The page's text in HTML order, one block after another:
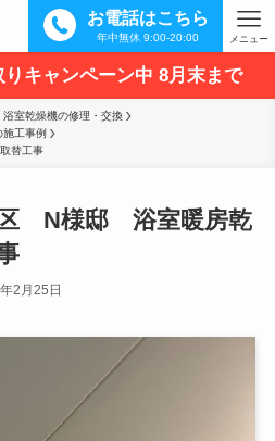
お電話はこちら
年中無休 9:00-20:00 メニュー
りキャンペーン中 8月末まで
室乾燥機の修理・交換
工事例
替工事
区 N様邸 浴室暖房乾
2月25日